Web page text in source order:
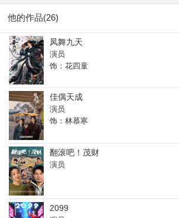
17日，参演的喜剧电影《 快把我哥带走》
他的作品(26)
凤舞九天
演员
饰：花四童
佳偶天成
演员
饰：林慕寒
翻滚吧！茂财
演员
2099